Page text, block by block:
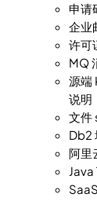
申请
企业
许可
MQ
源端
说明
文件
Db2
阿里
Java